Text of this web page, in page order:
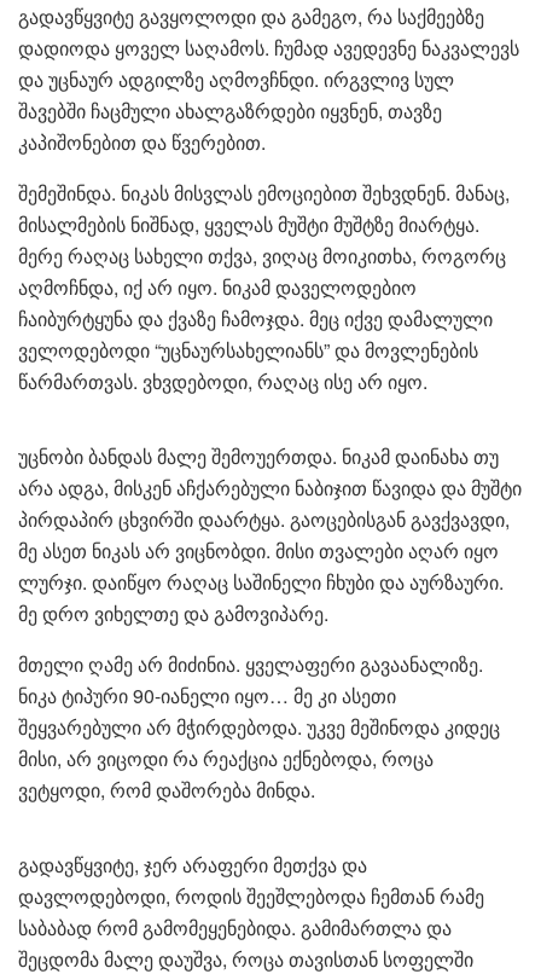
გადავწყვიტე გავყოლოდი და გამეგო, რა საქმეებზე
დადიოდა ყოველ საღამოს. ჩუმად ავედევნე ნაკვალევს
და უცნაურ ადგილზე აღმოვჩნდი. ირგვლივ სულ
შავებში ჩაცმული ახალგაზრდები იყვნენ, თავზე
კაპიშონებით და წვერებით.
შემეშინდა. ნიკას მისვლას ემოციებით შეხვდნენ. მანაც,
მისალმების ნიშნად, ყველას მუშტი მუშტზე მიარტყა.
მერე რაღაც სახელი თქვა, ვიღაც მოიკითხა, როგორც
აღმოჩნდა, იქ არ იყო. ნიკამ დაველოდებიო
ჩაიბურტყუნა და ქვაზე ჩამოჯდა. მეც იქვე დამალული
ველოდებოდი “უცნაურსახელიანს” და მოვლენების
წარმართვას. ვხვდებოდი, რაღაც ისე არ იყო.
უცნობი ბანდას მალე შემოუერთდა. ნიკამ დაინახა თუ
არა ადგა, მისკენ აჩქარებული ნაბიჯით წავიდა და მუშტი
პირდაპირ ცხვირში დაარტყა. გაოცებისგან გავქვავდი,
მე ასეთ ნიკას არ ვიცნობდი. მისი თვალები აღარ იყო
ლურჯი. დაიწყო რაღაც საშინელი ჩხუბი და აურზაური.
მე დრო ვიხელთე და გამოვიპარე.
მთელი ღამე არ მიძინია. ყველაფერი გავაანალიზე.
ნიკა ტიპური 90-იანელი იყო… მე კი ასეთი
შეყვარებული არ მჭირდებოდა. უკვე მეშინოდა კიდეც
მისი, არ ვიცოდი რა რეაქცია ექნებოდა, როცა
ვეტყოდი, რომ დაშორება მინდა.
გადავწყვიტე, ჯერ არაფერი მეთქვა და
დავლოდებოდი, როდის შეეშლებოდა ჩემთან რამე
საბაბად რომ გამომეყენებიდა. გამიმართლა და
შეცდომა მალე დაუშვა, როცა თავისთან სოფელში